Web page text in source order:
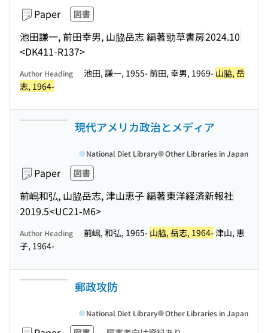
Paper 図書
池田謙一, 前田幸男, 山脇岳志 編著勁草書房2024.10
<DK411-R137>
Author Heading 池田, 謙一, 1955- 前田, 幸男, 1969- 山脇, 岳
志, 1964-
現代アメリカ政治とメディア
Paper 図書
前嶋和弘, 山脇岳志, 津山恵子 編著東洋経済新報社
2019.5<UC21-M6>
National Diet Library Other Libraries in Japan
Author Heading 前嶋, 和弘, 1965- 山脇, 岳志, 1964-津山, 恵
子, 1964-
郵政攻防
National Diet Library Other Libraries in Japan